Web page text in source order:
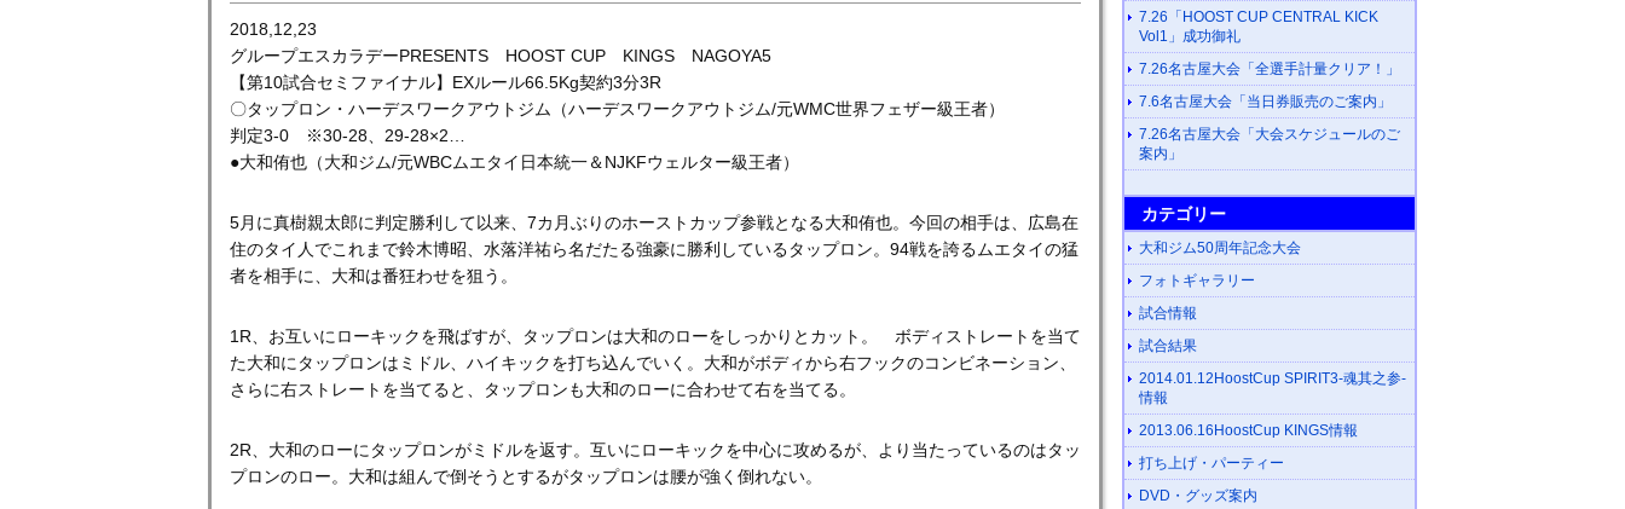
2018,12,23
グループエスカラデーPRESENTS HOOST CUP KINGS NAGOYA5
【第10試合セミファイナル】EXルール66.5Kg契約3分3R
〇タップロン・ハーデスワークアウトジム（ハーデスワークアウトジム/元WMC世界フェザー級王者）
判定3-0 ※30-28、29-28×2
●大和侑也（大和ジム/元WBCムエタイ日本統一＆NJKFウェルター級王者）
5月に真樹親太郎に判定勝利して以来、7カ月ぶりのホーストカップ参戦となる大和侑也。今回の相手は、広島在
住のタイ人でこれまで鈴木博昭、水落洋祐ら名だたる強豪に勝利しているタップロン。94戦を誇るムエタイの猛
者を相手に、大和は番狂わせを狙う。
1R、お互いにローキックを飛ばすが、タップロンは大和のローをしっかりとカット。 ボディストレートを当て
た大和にタップロンはミドル、ハイキックを打ち込んでいく。大和がボディから右フックのコンビネーション、
さらに右ストレートを当てると、タップロンも大和のローに合わせて右を当てる。
2R、大和のローにタップロンがミドルを返す。互いにローキックを中心に攻めるが、より当たっているのはタッ
プロンのロー。大和は組んで倒そうとするがタップロンは腰が強く倒れない。
7.26「HOOST CUP CENTRAL KICK
Vol1」成功御礼
7.26名古屋大会「全選手計量クリア！」
7.6名古屋大会「当日券販売のご案内」
7.26名古屋大会「大会スケジュールのご
案内」
カテゴリー
大和ジム50周年記念大会
フォトギャラリー
試合情報
試合結果
2014.01.12HoostCup SPIRIT3-魂其之参-
情報
2013.06.16HoostCup KINGS情報
打ち上げ・パーティー
DVD・グッズ案内